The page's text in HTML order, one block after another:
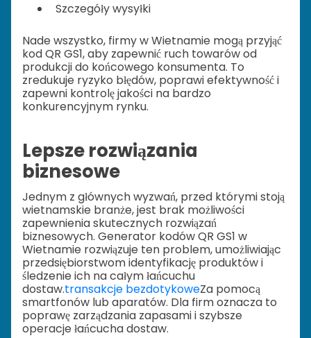
Szczegóły wysyłki
Nade wszystko, firmy w Wietnamie mogą przyjąć
kod QR GS1, aby zapewnić ruch towarów od
produkcji do końcowego konsumenta. To
zredukuje ryzyko błędów, poprawi efektywność i
zapewni kontrolę jakości na bardzo
konkurencyjnym rynku.
Lepsze rozwiązania
biznesowe
Jednym z głównych wyzwań, przed którymi stoją
wietnamskie branże, jest brak możliwości
zapewnienia skutecznych rozwiązań
biznesowych. Generator kodów QR GS1 w
Wietnamie rozwiązuje ten problem, umożliwiając
przedsiębiorstwom identyfikację produktów i
śledzenie ich na całym łańcuchu
dostaw.transakcje bezdotykoweZa pomocą
smartfonów lub aparatów. Dla firm oznacza to
poprawę zarządzania zapasami i szybsze
operacje łańcucha dostaw.